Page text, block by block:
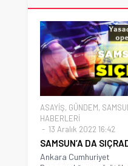
ASAYİŞ, GÜNDEM,
HABERLERİ
13 Aralık 2022 16:42
SAMSUN’A DA
Ankara Cumhuriyet